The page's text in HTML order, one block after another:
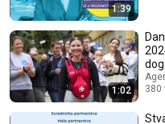
1:39
1:02
380